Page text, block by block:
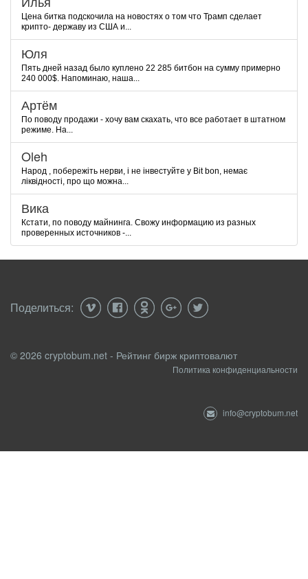
Цена битка подскочила на новостях о том что Трамп сделает
крипто- державу из США и...
Юля
Пять дней назад было куплено 22 285 битбон на сумму примерно
240 000$. Напоминаю, наша...
Артём
По поводу продажи - хочу вам скахать, что все работает в штатном
режиме. На...
Oleh
Народ , побережіть нерви, і не інвестуйте у Bit bon, немає
ліквідності, про що можна...
Вика
Кстати, по поводу майнинга. Свожу информацию из разных
проверенных источников -...
Поделиться:
© 2026 cryptobum.net - Рейтинг бирж криптовалют
Политика конфиденциальности
info@cryptobum.net